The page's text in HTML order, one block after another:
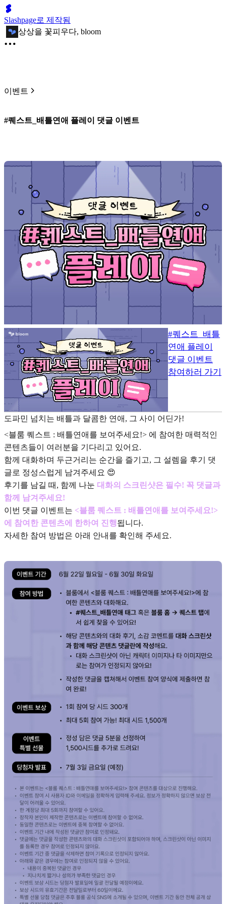
Slashpage로 제작됨
상상을 꽃피우다, bloom
이벤트
#퀘스트_배틀연애 플레이 댓글 이벤트
#퀘스트_배틀
연애 플레이
댓글 이벤트
참여하러 가기
도파민 넘치는 배틀과 달콤한 연애, 그 사이 어딘가!
<블룸 퀘스트 : 배틀연애를 보여주세요!> 에 참여한 매력적인
콘텐츠들이 여러분을 기다리고 있어요.
함께 대화하며 두근거리는 순간을 즐기고, 그 설렘을 후기 댓
글로 정성스럽게 남겨주세요 😍
후기를 남길 때, 함께 나눈 대화의 스크린샷은 필수! 꼭 댓글과
함께 남겨주세요!
이번 댓글 이벤트는 <블룸 퀘스트 : 배틀연애를 보여주세요!>
에 참여한 콘텐츠에 한하여 진행됩니다.
자세한 참여 방법은 아래 안내를 확인해 주세요.